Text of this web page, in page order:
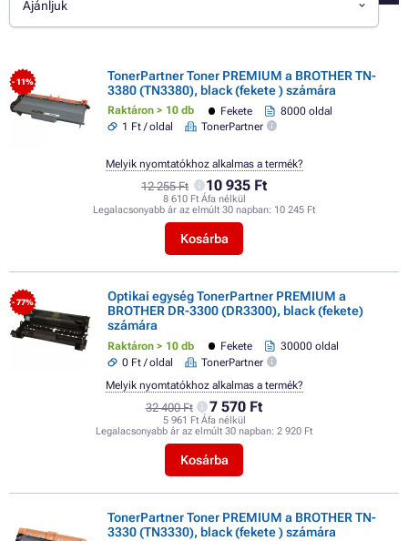
Ajánljuk
- 11%
TonerPartner Toner PREMIUM a BROTHER TN-
3380 (TN3380), black (fekete ) számára
Raktáron > 10 db Fekete
8000 oldal
1 Ft / oldal
TonerPartner
12 255 Ft 10 935 Ft
8 610 Ft Áfa nélkül
Legalacsonyabb ár az elmúlt 30 napban: 10 245 Ft
Kosárba
Melyik nyomtatókhoz alkalmas a termék?
- 77%
Optikai egység TonerPartner PREMIUM a
BROTHER DR-3300 (DR3300), black (fekete)
számára
Raktáron > 10 db Fekete
30000 oldal
0 Ft / oldal
TonerPartner
32 400 Ft 7 570 Ft
5 961 Ft Áfa nélkül
Legalacsonyabb ár az elmúlt 30 napban: 2 920 Ft
Kosárba
Melyik nyomtatókhoz alkalmas a termék?
TonerPartner Toner PREMIUM a BROTHER TN-
3330 (TN3330), black (fekete ) számára